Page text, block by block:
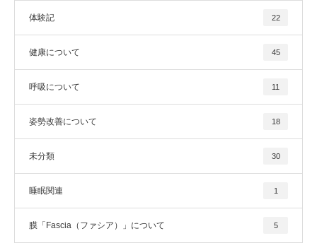
体験記 22
健康について 45
呼吸について 11
姿勢改善について 18
未分類 30
睡眠関連 1
膜「Fascia（ファシア）」について 5